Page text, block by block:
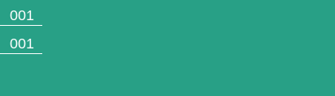
001
001